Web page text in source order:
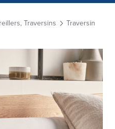
Traversins
Traversin